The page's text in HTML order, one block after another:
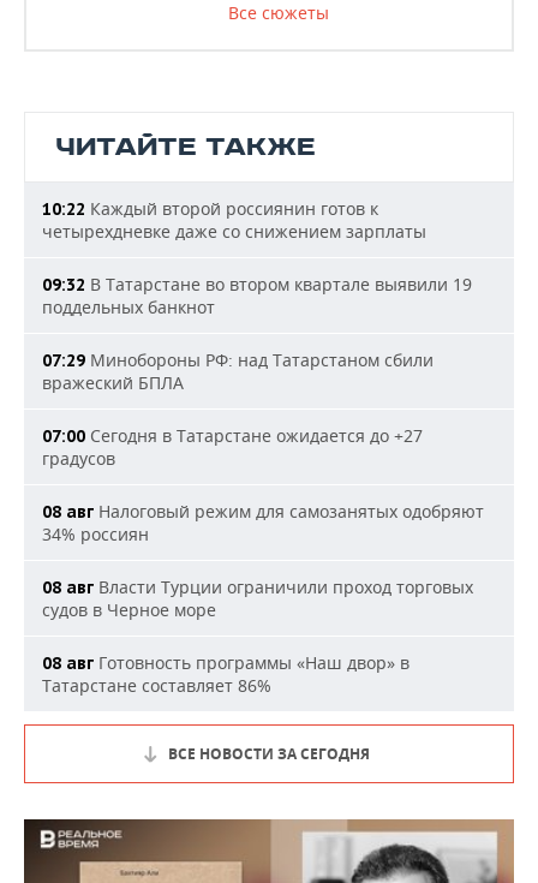
Все сюжеты
ЧИТАЙТЕ ТАКЖЕ
10:22 Каждый второй россиянин готов к
четырехдневке даже со снижением зарплаты
09:32 В Татарстане во втором квартале выявили 19
поддельных банкнот
07:29 Минобороны РФ: над Татарстаном сбили
вражеский БПЛА
07:00 Сегодня в Татарстане ожидается до +27
градусов
08 авг Налоговый режим для самозанятых одобряют
34% россиян
08 авг Власти Турции ограничили проход торговых
судов в Черное море
08 авг Готовность программы «Наш двор» в
Татарстане составляет 86%
ВСЕ НОВОСТИ ЗА СЕГОДНЯ